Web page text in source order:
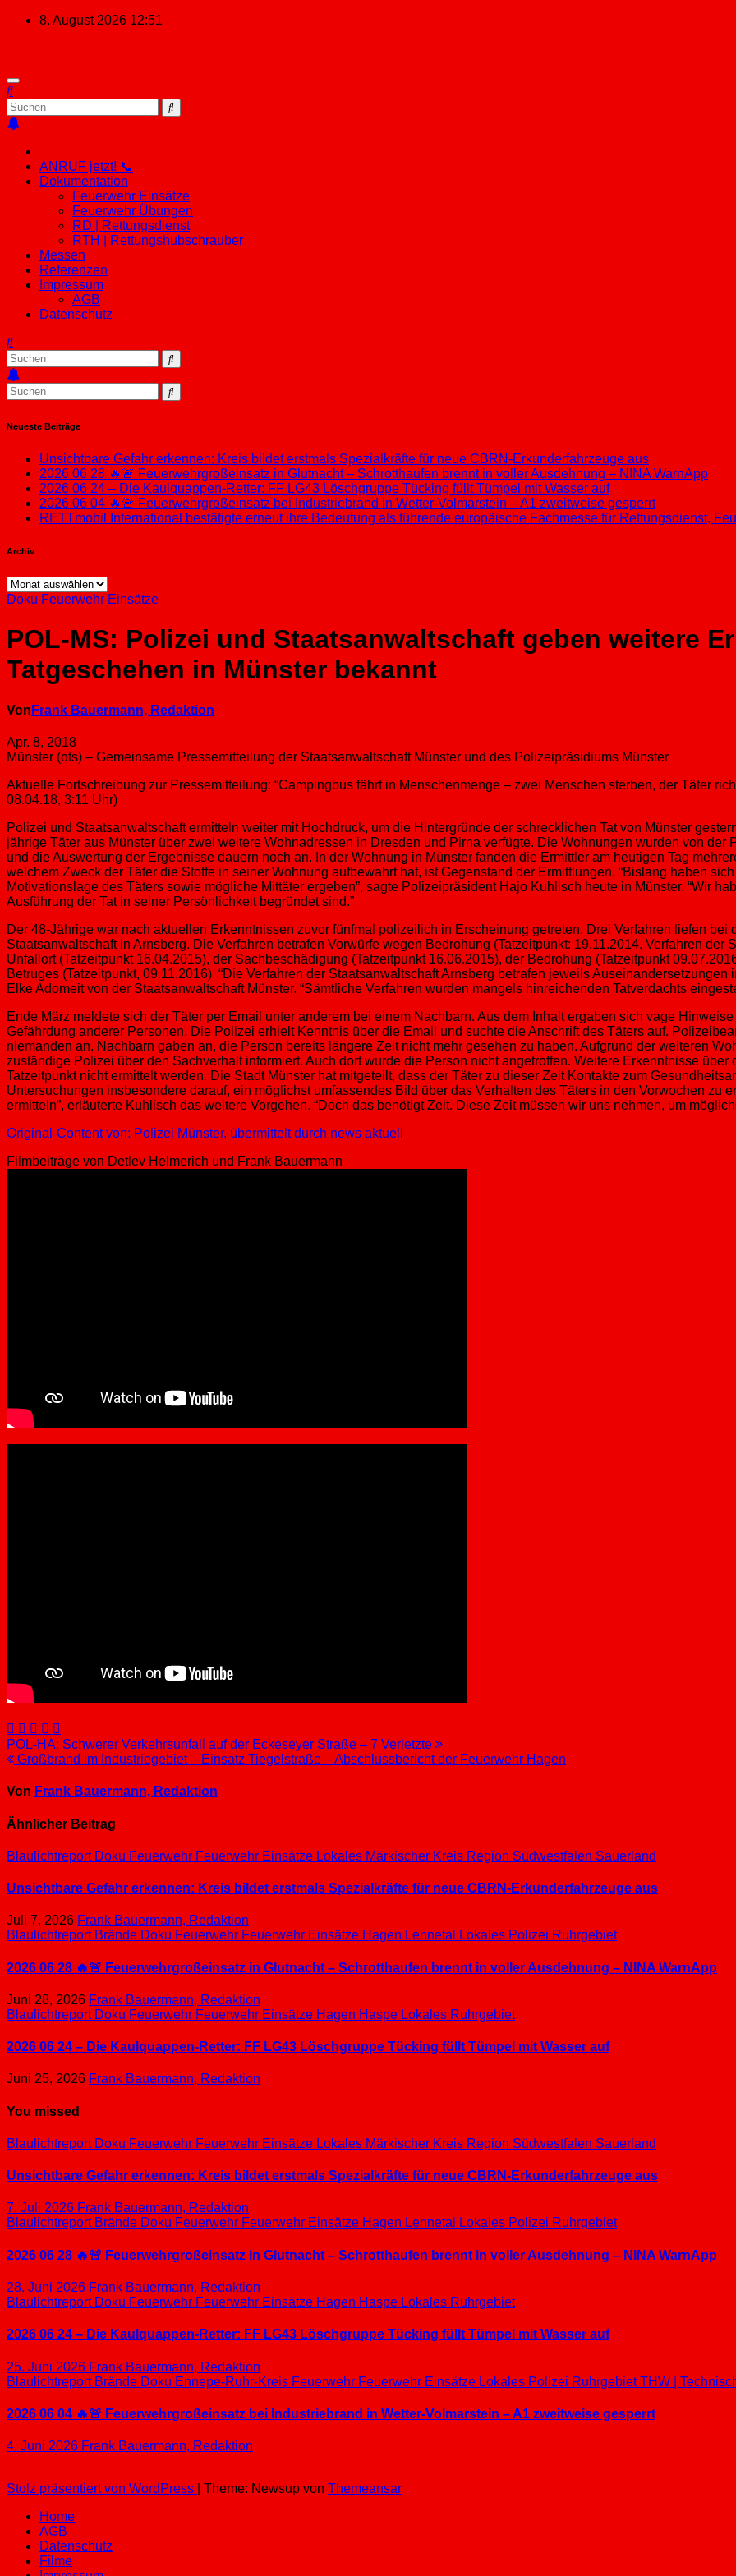
Zum
8. August 2026 12:51
ANRUF jetzt! 📞
Dokumentation
Feuerwehr Einsätze
Feuerwehr Übungen
RD | Rettungsdienst
RTH | Rettungshubschrauber
Messen
Referenzen
Impressum
AGB
Datenschutz
Neueste Beiträge
Unsichtbare Gefahr erkennen: Kreis bildet erstmals Spezialkräfte für neue CBRN-Erkunderfahrzeuge aus
2026 06 28 🔥🚨 Feuerwehrgroßeinsatz in Glutnacht – Schrotthaufen brennt in voller Ausdehnung – NINA WarnApp
2026 06 24 – Die Kaulquappen-Retter: FF LG43 Löschgruppe Tücking füllt Tümpel mit Wasser auf
2026 06 04 🔥🚨 Feuerwehrgroßeinsatz bei Industriebrand in Wetter-Volmarstein – A1 zweitweise gesperrt
RETTmobil International bestätigte erneut ihre Bedeutung als führende europäische Fachmesse für Rettungsdienst,
Archiv
Archiv
Doku Feuerwehr Einsätze
POL-MS: Polizei und Staatsanwaltschaft geben weitere
Tatgeschehen in Münster bekannt
Von Frank Bauermann, Redaktion
Apr. 8, 2018
Münster (ots) – Gemeinsame Pressemitteilung der Staatsanwaltschaft Münster und des Polizeipräsidiums Münster
Aktuelle Fortschreibung zur Pressemitteilung: “Campingbus fährt in Menschenmenge – zwei Menschen sterben, der Täter
08.04.18, 3:11 Uhr)
Polizei und Staatsanwaltschaft ermitteln weiter mit Hochdruck, um die Hintergründe der schrecklichen Tat von Münster
jährige Täter aus Münster über zwei weitere Wohnadressen in Dresden und Pirna verfügte. Die Wohnungen wurden von
und die Auswertung der Ergebnisse dauern noch an. In der Wohnung in Münster fanden die Ermittler am heutigen Tag
welchem Zweck der Täter die Stoffe in seiner Wohnung aufbewahrt hat, ist Gegenstand der Ermittlungen. “Bislang haben
Motivationslage des Täters sowie mögliche Mittäter ergeben”, sagte Polizeipräsident Hajo Kuhlisch heute in Münster. “Wir
Ausführung der Tat in seiner Persönlichkeit begründet sind.”
Der 48-Jährige war nach aktuellen Erkenntnissen zuvor fünfmal polizeilich in Erscheinung getreten. Drei Verfahren liefen bei
Staatsanwaltschaft in Arnsberg. Die Verfahren betrafen Vorwürfe wegen Bedrohung (Tatzeitpunkt: 19.11.2014, Verfahren
Unfallort (Tatzeitpunkt 16.04.2015), der Sachbeschädigung (Tatzeitpunkt 16.06.2015), der Bedrohung (Tatzeitpunkt
Betruges (Tatzeitpunkt, 09.11.2016). “Die Verfahren der Staatsanwaltschaft Arnsberg betrafen jeweils
Elke Adomeit von der Staatsanwaltschaft Münster. “Sämtliche Verfahren wurden mangels hinreichenden Tatverdachts
Ende März meldete sich der Täter per Email unter anderem bei einem Nachbarn. Aus dem Inhalt ergaben sich vage
Gefährdung anderer Personen. Die Polizei erhielt Kenntnis über die Email und suchte die Anschrift des Täters auf.
niemanden an. Nachbarn gaben an, die Person bereits längere Zeit nicht mehr gesehen zu haben. Aufgrund der weiteren
zuständige Polizei über den Sachverhalt informiert. Auch dort wurde die Person nicht angetroffen. Weitere Erkenntnisse
Tatzeitpunkt nicht ermittelt werden. Die Stadt Münster hat mitgeteilt, dass der Täter zu dieser Zeit Kontakte zum
Untersuchungen insbesondere darauf, ein möglichst umfassendes Bild über das Verhalten des Täters in den Vorwochen zu
ermitteln”, erläuterte Kuhlisch das weitere Vorgehen. “Doch das benötigt Zeit. Diese Zeit müssen wir uns nehmen, um
Original-Content von: Polizei Münster, übermittelt durch news aktuell
Filmbeiträge von Detlev Helmerich und Frank Bauermann
Beitragsnavigation
POL-HA: Schwerer Verkehrsunfall auf der Eckeseyer Straße – 7 Verletzte
Großbrand im Industriegebiet – Einsatz Tiegelstraße – Abschlussbericht der Feuerwehr Hagen
Von Frank Bauermann, Redaktion
Ähnlicher Beitrag
Blaulichtreport Doku Feuerwehr Feuerwehr Einsätze Lokales Märkischer Kreis Region Südwestfalen Sauerland
Unsichtbare Gefahr erkennen: Kreis bildet erstmals Spezialkräfte für neue CBRN-Erkunderfahrzeuge aus
Juli 7, 2026 Frank Bauermann, Redaktion
Blaulichtreport Brände Doku Feuerwehr Feuerwehr Einsätze Hagen Lennetal Lokales Polizei Ruhrgebiet
2026 06 28 🔥🚨 Feuerwehrgroßeinsatz in Glutnacht – Schrotthaufen brennt in voller Ausdehnung – NINA WarnApp
Juni 28, 2026 Frank Bauermann, Redaktion
Blaulichtreport Doku Feuerwehr Feuerwehr Einsätze Hagen Haspe Lokales Ruhrgebiet
2026 06 24 – Die Kaulquappen-Retter: FF LG43 Löschgruppe Tücking füllt Tümpel mit Wasser auf
Juni 25, 2026 Frank Bauermann, Redaktion
You missed
Blaulichtreport Doku Feuerwehr Feuerwehr Einsätze Lokales Märkischer Kreis Region Südwestfalen Sauerland
Unsichtbare Gefahr erkennen: Kreis bildet erstmals Spezialkräfte für neue CBRN-Erkunderfahrzeuge aus
7. Juli 2026 Frank Bauermann, Redaktion
Blaulichtreport Brände Doku Feuerwehr Feuerwehr Einsätze Hagen Lennetal Lokales Polizei Ruhrgebiet
2026 06 28 🔥🚨 Feuerwehrgroßeinsatz in Glutnacht – Schrotthaufen brennt in voller Ausdehnung – NINA WarnApp
28. Juni 2026 Frank Bauermann, Redaktion
Blaulichtreport Doku Feuerwehr Feuerwehr Einsätze Hagen Haspe Lokales Ruhrgebiet
2026 06 24 – Die Kaulquappen-Retter: FF LG43 Löschgruppe Tücking füllt Tümpel mit Wasser auf
25. Juni 2026 Frank Bauermann, Redaktion
Blaulichtreport Brände Doku Ennepe-Ruhr-Kreis Feuerwehr Feuerwehr Einsätze Lokales Polizei RuhrgebietTHW |
2026 06 04 🔥🚨 Feuerwehrgroßeinsatz bei Industriebrand in Wetter-Volmarstein – A1 zweitweise gesperrt
4. Juni 2026 Frank Bauermann, Redaktion
Stolz präsentiert von WordPress Theme: Newsup von Themeansar
Home
AGB
Datenschutz
Filme